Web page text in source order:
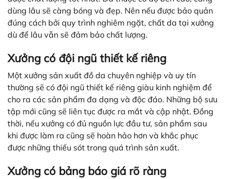
dùng lâu sẽ càng bóng và đẹp. Nên nếu được bảo quản
đúng cách bởi quy trình nghiêm ngặt, chất da tại xưởng
dù để lâu vẫn sẽ đảm bảo chất lượng.
Xưởng có đội ngũ thiết kế riêng
Một xưởng sản xuất đồ da chuyên nghiệp và uy tín
thường sẽ có đội ngũ thiết kế riêng giàu kinh nghiệm để
cho ra các sản phẩm đa dạng và độc đáo. Những bộ sưu
tập mới cũng sẽ liên tục được ra mắt và cập nhật. Đồng
thời, nếu xưởng có đủ nguồn lực đầu tư, sản phẩm sau
khi được làm ra cũng sẽ hoàn hảo hơn và khắc phục
được những thiếu sót trong quá trình sản xuất.
Xưởng có bảng báo giá rõ ràng